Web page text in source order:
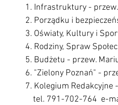
1. Infrastruktury -
2. Porządku i
3. Oświaty, Kultury i
4. Rodziny, Spraw
5. Budżetu - przew.
6. "Zielony Poznań" -
7. Kolegium Redakcyjne
tel. 791-702-764  e-